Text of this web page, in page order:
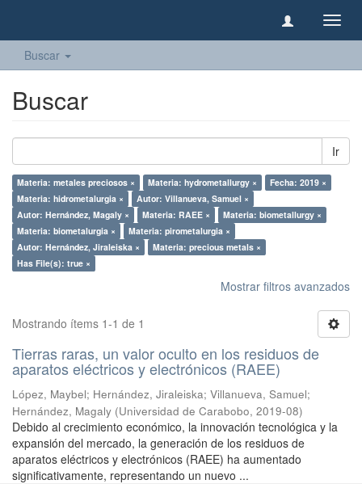
Buscar
Buscar
Ir
Materia: metales preciosos × Materia: hydrometallurgy ×
Fecha: 2019 ×
Materia: hidrometalurgia ×
Autor: Villanueva, Samuel ×
Autor: Hernández, Magaly ×
Materia: RAEE ×
Materia: biometallurgy ×
Materia: biometalurgia ×
Materia: pirometalurgia ×
Autor: Hernández, Jiraleiska ×
Materia: precious metals ×
Has File(s): true ×
Mostrar filtros avanzados
Mostrando ítems 1-1 de 1
Tierras raras, un valor oculto en los residuos de
aparatos eléctricos y electrónicos (RAEE)
López, Maybel; Hernández, Jiraleiska; Villanueva, Samuel;
Hernández, Magaly (Universidad de Carabobo, 2019-08)
Debido al crecimiento económico, la innovación tecnológica y la
expansión del mercado, la generación de los residuos de
aparatos eléctricos y electrónicos (RAEE) ha aumentado
significativamente, representando un nuevo ...